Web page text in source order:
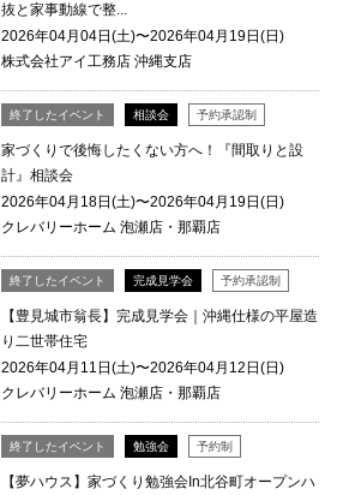
抜と家事動線で整...
2026年04月04日(土)〜2026年04月19日(日)
株式会社アイ工務店 沖縄支店
終了したイベント 相談会 予約承認制
家づくりで後悔したくない方へ！『間取りと設
計』相談会
2026年04月18日(土)〜2026年04月19日(日)
クレバリーホーム 泡瀬店・那覇店
終了したイベント 完成見学会 予約承認制
【豊見城市翁長】完成見学会｜沖縄仕様の平屋造
り二世帯住宅
2026年04月11日(土)〜2026年04月12日(日)
クレバリーホーム 泡瀬店・那覇店
終了したイベント 勉強会 予約制
【夢ハウス】家づくり勉強会In北谷町オープンハ